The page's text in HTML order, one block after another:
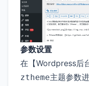
参数设置
在【Wordpress后
ztheme主题参数